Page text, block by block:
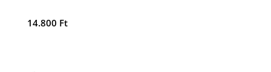
14.800 Ft